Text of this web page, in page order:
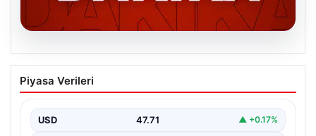
MGK’den 8 maddelik kritik bildiri: Dikkat
çeken ‘Terörsüz Bölge’ vurgusu
Piyasa Verileri
USD 47.71 ▲ +0.17%